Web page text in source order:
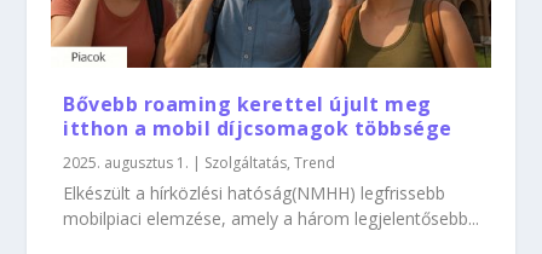
Bővebb roaming kerettel újult meg
itthon a mobil díjcsomagok többsége
2025. augusztus 1. | Szolgáltatás,Trend
Elkészült a hírközlési hatóság(NMHH) legfrissebb
mobilpiaci elemzése, amely a három legjelentősebb...